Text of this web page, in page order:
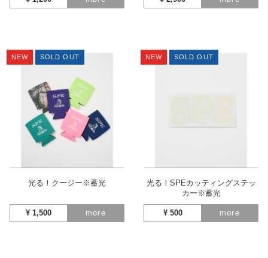
NEW SOLD OUT
光る！クージー※蓄光
¥ 1,500 more
NEW SOLD OUT
光る！SPEカッティングステッ
カー※蓄光
¥ 500 more